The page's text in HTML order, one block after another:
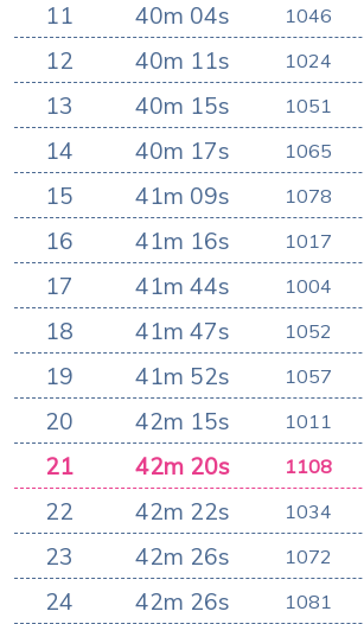
11 40m 04s 1046
12 40m 11s 1024
13 40m 15s 1051
14 40m 17s 1065
15 41m 09s 1078
16 41m 16s 1017
17 41m 44s 1004
18 41m 47s 1052
19 41m 52s 1057
20 42m 15s 1011
21 42m 20s 1108
22 42m 22s 1034
23 42m 26s 1072
24 42m 26s 1081